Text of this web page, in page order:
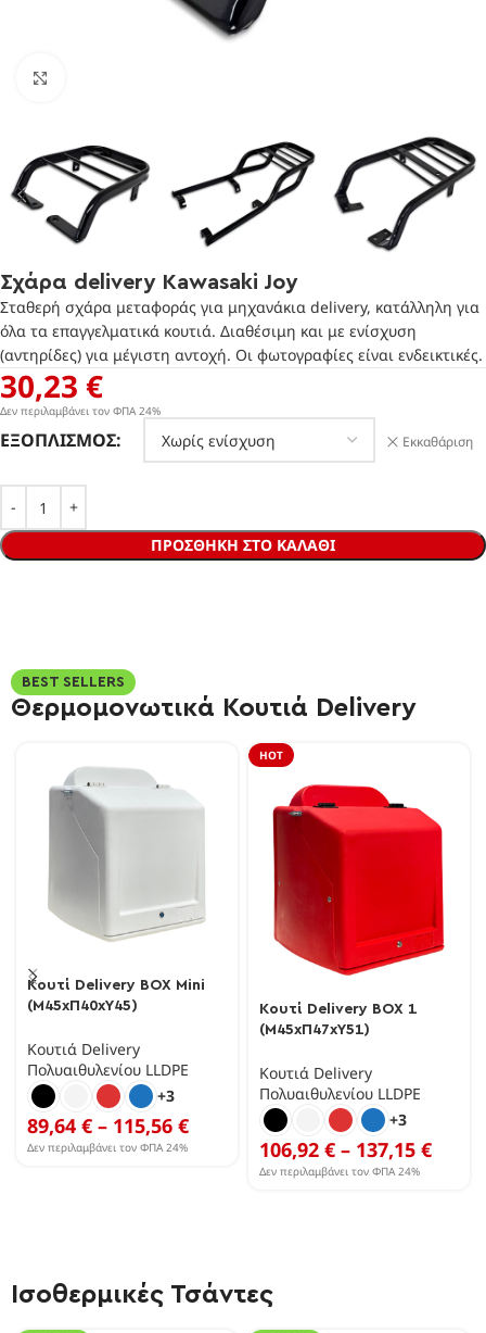
Σχάρα delivery Kawasaki Joy
Σταθερή σχάρα μεταφοράς για μηχανάκια delivery, κατάλληλη για
όλα τα επαγγελματικά κουτιά. Διαθέσιμη και με ενίσχυση
(αντηρίδες) για μέγιστη αντοχή. Οι φωτογραφίες είναι ενδεικτικές.
30,23 €
Δεν περιλαμβάνει τον ΦΠΑ 24%
ΕΞΟΠΛΙΣΜΌΣ Εκκαθάριση
ΠΡΟΣΘΉΚΗ ΣΤΟ ΚΑΛΆΘΙ
BEST SELLERS
Θερμομονωτικά Κουτιά Delivery
Κουτί Delivery BOX Mini
(Μ45xΠ40xΥ45)
Κουτιά Delivery
Πολυαιθυλενίου LLDPE
+3
89,64 € – 115,56 €
Δεν περιλαμβάνει τον ΦΠΑ 24%
HOT
Κουτί Delivery BOX 1
(Μ45xΠ47xΥ51)
Κουτιά Delivery
Πολυαιθυλενίου LLDPE
+3
106,92 € – 137,15 €
Δεν περιλαμβάνει τον ΦΠΑ 24%
Ισοθερμικές Τσάντες